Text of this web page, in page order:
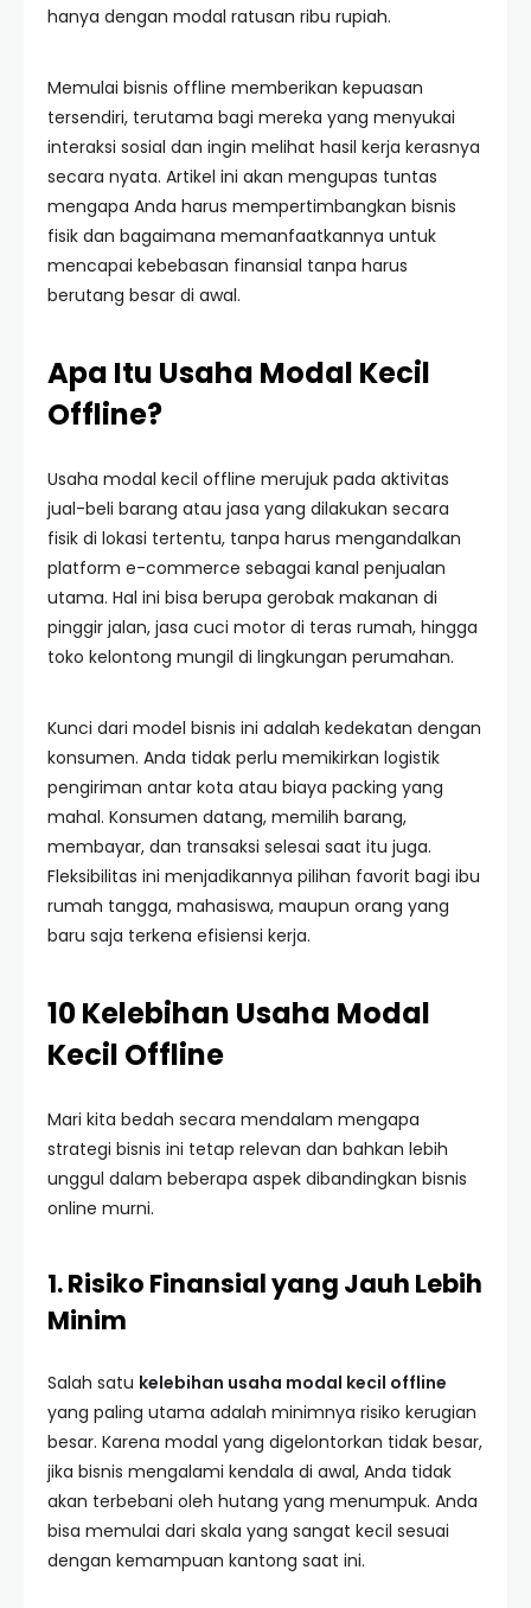
hanya dengan modal ratusan ribu rupiah.
Memulai bisnis offline memberikan kepuasan
tersendiri, terutama bagi mereka yang menyukai
interaksi sosial dan ingin melihat hasil kerja kerasnya
secara nyata. Artikel ini akan mengupas tuntas
mengapa Anda harus mempertimbangkan bisnis
fisik dan bagaimana memanfaatkannya untuk
mencapai kebebasan finansial tanpa harus
berutang besar di awal.
Apa Itu Usaha Modal Kecil
Offline?
Usaha modal kecil offline merujuk pada aktivitas
jual-beli barang atau jasa yang dilakukan secara
fisik di lokasi tertentu, tanpa harus mengandalkan
platform e-commerce sebagai kanal penjualan
utama. Hal ini bisa berupa gerobak makanan di
pinggir jalan, jasa cuci motor di teras rumah, hingga
toko kelontong mungil di lingkungan perumahan.
Kunci dari model bisnis ini adalah kedekatan dengan
konsumen. Anda tidak perlu memikirkan logistik
pengiriman antar kota atau biaya packing yang
mahal. Konsumen datang, memilih barang,
membayar, dan transaksi selesai saat itu juga.
Fleksibilitas ini menjadikannya pilihan favorit bagi ibu
rumah tangga, mahasiswa, maupun orang yang
baru saja terkena efisiensi kerja.
10 Kelebihan Usaha Modal
Kecil Offline
Mari kita bedah secara mendalam mengapa
strategi bisnis ini tetap relevan dan bahkan lebih
unggul dalam beberapa aspek dibandingkan bisnis
online murni.
1. Risiko Finansial yang Jauh Lebih
Minim
Salah satu kelebihan usaha modal kecil offline
yang paling utama adalah minimnya risiko kerugian
besar. Karena modal yang digelontorkan tidak besar,
jika bisnis mengalami kendala di awal, Anda tidak
akan terbebani oleh hutang yang menumpuk. Anda
bisa memulai dari skala yang sangat kecil sesuai
dengan kemampuan kantong saat ini.